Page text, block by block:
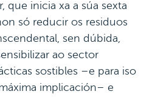
que inicia xa a súa sexta
só reducir os residuos
sen dúbida,
ao sector
sostibles –e para iso
implicación– e